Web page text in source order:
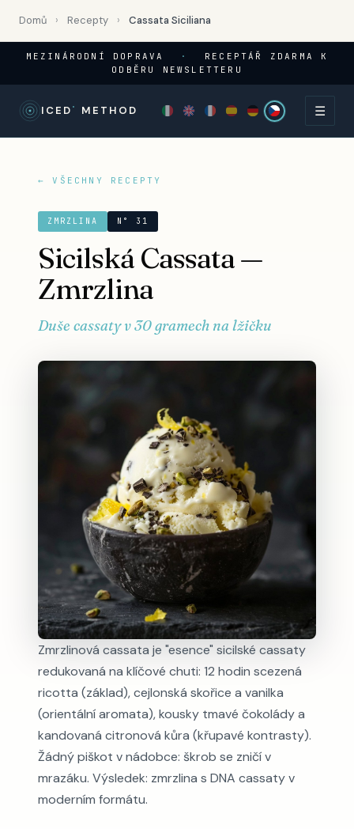
Domů › Recepty › Cassata Siciliana
MEZINÁRODNÍ DOPRAVA ·
RECEPTÁŘ ZDARMA K
ODBĚRU NEWSLETTERU
ICED ° METHOD ☰
← VŠECHNY RECEPTY
ZMRZLINA N° 31
Sicilská Cassata —
Zmrzlina
Duše cassaty v 30 gramech na lžičku
Zmrzlinová cassata je "esence" sicilské cassaty
redukovaná na klíčové chuti: 12 hodin scezená
ricotta (základ), cejlonská skořice a vanilka
(orientální aromata), kousky tmavé čokolády a
kandovaná citronová kůra (křupavé kontrasty).
Žádný piškot v nádobce: škrob se zničí v
mrazáku. Výsledek: zmrzlina s DNA cassaty v
moderním formátu.